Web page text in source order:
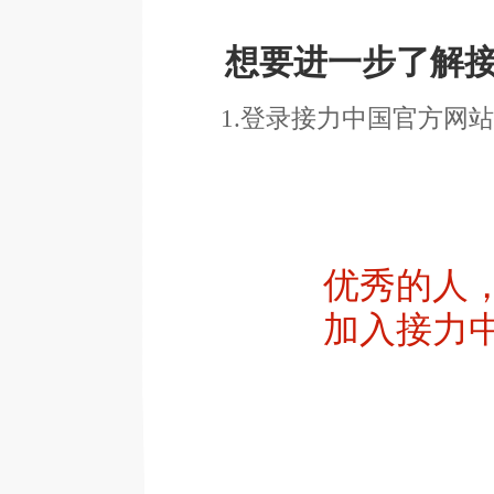
想要进一步了解
1.登录接力中国官方网站
优秀的人
加入接力